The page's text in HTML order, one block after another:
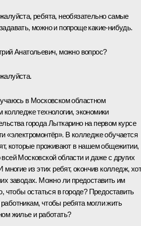
ребята, необязательно самые
можно и попроще какие‑нибудь.
Анатольевич, можно вопрос?
в Московском областном
колледже технологии, экономики
города Лыткарино на первом курсе
«электромонтёр». В колледже обучается
которые проживают в нашем общежитии,
Московской области и даже с других
многие из этих ребят, окончив колледж,
заводах. Можно ли предоставить им
чтобы остаться в городе? Предоставить
чтобы ребята могли жить
жилье и работать?